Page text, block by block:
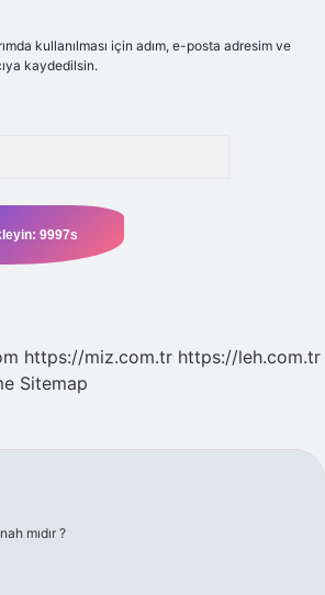
kullanılması için adım, e-posta adresim ve
kaydedilsin.
https://miz.com.tr https://leh.com.tr
Sitemap
mıdır ?